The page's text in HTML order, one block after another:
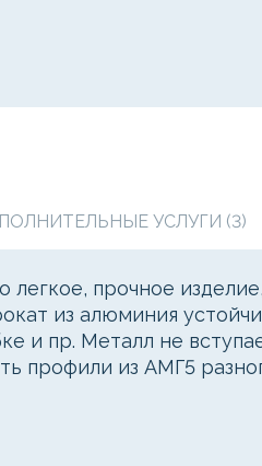
УСЛУГИ (3)
прочное
из алюминия
и пр. Металл не
профили из АМГ5